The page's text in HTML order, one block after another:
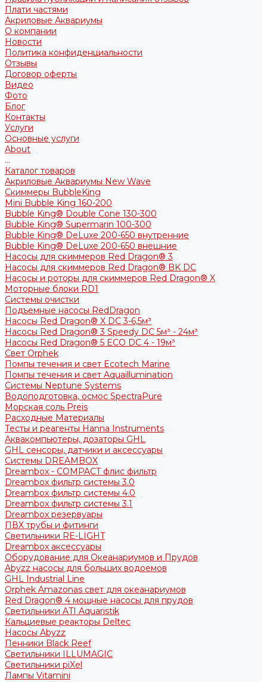
Плати частями
Акриловые Аквариумы
О компании
Новости
Политика конфиденциальности
Отзывы
Договор оферты
Видео
Фото
Блог
Контакты
Услуги
Основные услуги
About
...
Каталог товаров
Акриловые Аквариумы New Wave
Скиммеры BubbleKing
Mini Bubble King 160-200
Bubble King® Double Cone 130-300
Bubble King® Supermarin 100-300
Bubble King® DeLuxe 200-650 внутренние
Bubble King® DeLuxe 200-650 внешние
Насосы для скиммеров Red Dragon® 3
Насосы для скиммеров Red Dragon® BK DC
Насосы и роторы для скиммеров Red Dragon® X
Моторные блоки RD1
Системы очистки
Подъемные насосы RedDragon
Насосы Red Dragon® X DC 3-6,5м³
Насосы Red Dragon® 3 Speedy DC 5м³ - 24м³
Насосы Red Dragon® 5 ECO DC 4 - 19м³
Свет Orphek
Помпы течения и свет Ecotech Marine
Помпы течения и свет Aquaillumination
Системы Neptune Systems
Водоподготовка, осмос SpectraPure
Морская соль Preis
Расходные Материалы
Тесты и реагенты Hanna Instruments
Аквакомпьютеры, дозаторы GHL
GHL сенсоры, датчики и аксессуары
Системы DREAMBOX
Dreambox - COMPACT флис фильтр
Dreambox фильтр системы 3.0
Dreambox фильтр системы 4.0
Dreambox фильтр системы 3.1
Dreambox резервуары
ПВХ трубы и фитинги
Светильники RE-LIGHT
Dreambox аксессуары
Оборудование для Океанариумов и Прудов
Abyzz насосы для больших водоемов
GHL Industrial Line
Orphek Amazonas свет для океанариумов
Red Dragon® 4 мощные насосы для прудов
Светильники ATI Aquaristik
Кальциевые реакторы Deltec
Насосы Abyzz
Пенники Black Reef
Светильники ILLUMAGIC
Светильники piXel
Лампы Vitamini